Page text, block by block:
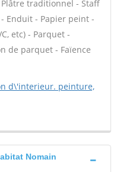
traditionnel - Staff
Enduit - Papier peint -
etc) - Parquet -
de parquet - Faïence
d\'interieur. peinture,
Nomain